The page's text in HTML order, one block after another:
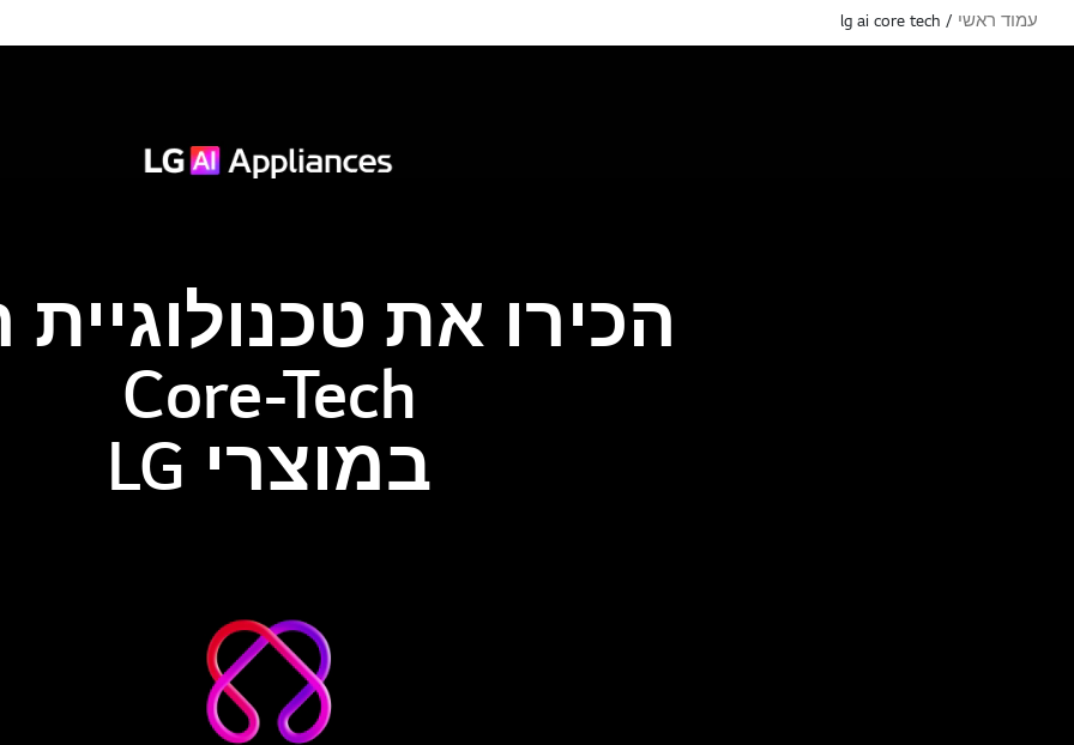
עמוד ראשי lg ai core tech
Core-Tech
במוצרי LG